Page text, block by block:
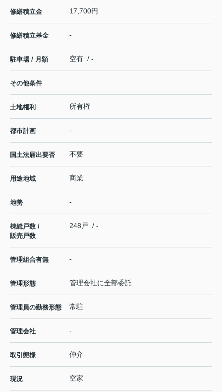
修繕積立金 17,700円
修繕積立基金 -
駐車場 / 月額 空有 / -
その他条件
土地権利 所有権
都市計画 -
国土法届出要否 不要
用途地域 商業
地勢 -
棟総戸数 /
販売戸数
248戸 / -
管理組合有無 -
管理形態 管理会社に全部委託
管理員の勤務形態 常駐
管理会社 -
取引態様 仲介
現況 空家